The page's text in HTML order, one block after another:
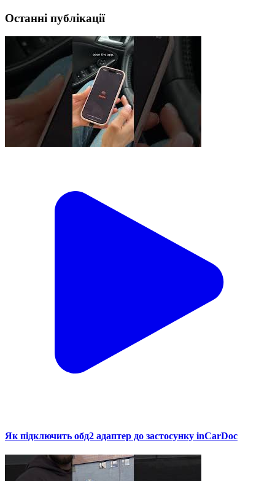
Останні публікації
Як підключить обд2 адаптер до застосунку inCarDoc